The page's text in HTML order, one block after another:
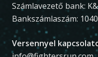
Számlavezető bank:
Bankszámlaszám:
Versennyel